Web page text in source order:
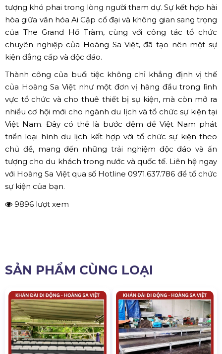
tượng khó phai trong lòng người tham dự. Sự kết hợp hài
hòa giữa văn hóa Ai Cập cổ đại và không gian sang trọng
của The Grand Hồ Tràm, cùng với công tác tổ chức
chuyên nghiệp của Hoàng Sa Việt, đã tạo nên một sự
kiện đẳng cấp và độc đáo.
Thành công của buổi tiệc không chỉ khẳng định vị thế
của Hoàng Sa Việt như một đơn vị hàng đầu trong lĩnh
vực tổ chức và cho thuê thiết bị sự kiện, mà còn mở ra
nhiều cơ hội mới cho ngành du lịch và tổ chức sự kiện tại
Việt Nam. Đây có thể là bước đệm để Việt Nam phát
triển loại hình du lịch kết hợp với tổ chức sự kiện theo
chủ đề, mang đến những trải nghiệm độc đáo và ấn
tượng cho du khách trong nước và quốc tế. Liên hệ ngay
với Hoàng Sa Việt qua số Hotline 0971.637.786 để tổ chức
sự kiện của bạn.
9896 lượt xem
SẢN PHẨM CÙNG LOẠI